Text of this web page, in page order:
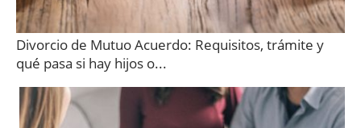
Divorcio de Mutuo Acuerdo: Requisitos, trámite y
qué pasa si hay hijos o...